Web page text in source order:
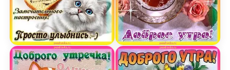
Открытка доброго утра просто улыбнись
Открытка с добрым